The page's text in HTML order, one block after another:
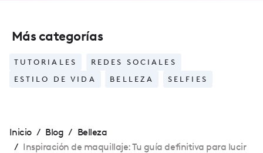
Más categorías
TUTORIALES
REDES SOCIALES
ESTILO DE VIDA
BELLEZA SELFIES
Inicio / Blog / Belleza
/ Inspiración de maquillaje: Tu guía definitiva para lucir